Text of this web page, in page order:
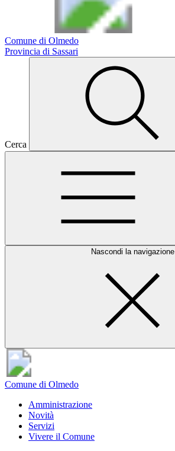
Comune di Olmedo
Provincia di Sassari
Cerca
Nascondi la navigazione
Comune di Olmedo
Amministrazione
Novità
Servizi
Vivere il Comune